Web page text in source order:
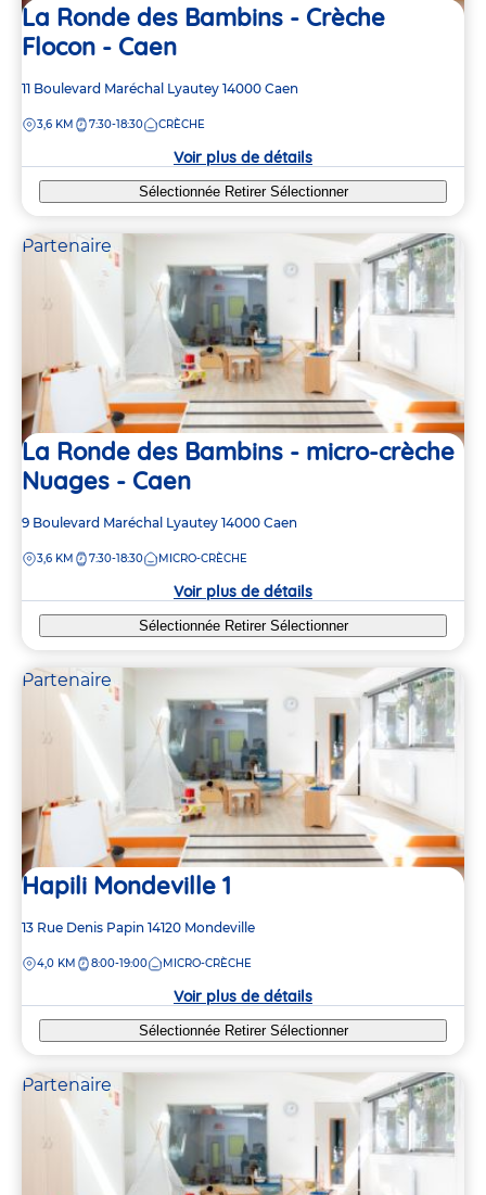
La Ronde des Bambins - Crèche
Flocon - Caen
Adresse
la
11 Boulevard Maréchal Lyautey 14000 Caen
DISTANCE
3,6 KM 7:30-18:30 CRÈCHE
Voir plus de détails
Sélectionnée Retirer Sélectionner
Partenaire
La Ronde des Bambins - micro-crèche
Nuages - Caen
Adresse
la
9 Boulevard Maréchal Lyautey 14000 Caen
DISTANCE
3,6 KM 7:30-18:30 MICRO-CRÈCHE
Voir plus de détails
Sélectionnée Retirer Sélectionner
Partenaire
Hapili Mondeville 1
Adresse
la
13 Rue Denis Papin 14120 Mondeville
DISTANCE
4,0 KM 8:00-19:00 MICRO-CRÈCHE
Voir plus de détails
Sélectionnée Retirer Sélectionner
Partenaire